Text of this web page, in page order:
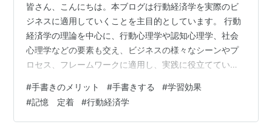
皆さん、こんにちは。本ブログは行動経済学を実際のビ
ジネスに適用していくことを主目的としています。 行動
経済学の理論を中心に、行動心理学や認知心理学、社会
心理学などの要素も交え、ビジネスの様々なシーンやプ
ロセス、フレームワークに適用し、実践に役立てていき
て私たちの学習習慣に深く根付いていたフレーズです。
手で文字を書き記し、ノートに繰り返し書くことで知識
を定着させた経験がある方も多いのではないでしょう
#手書きのメリット #手書きする #学習効果
#記憶 定着 #行動経済学